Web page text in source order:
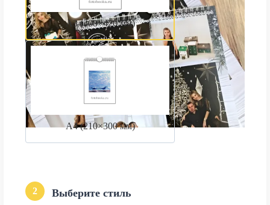
А3 (300×420 мм)
А4 (210×300 мм)
2 Выберите стиль